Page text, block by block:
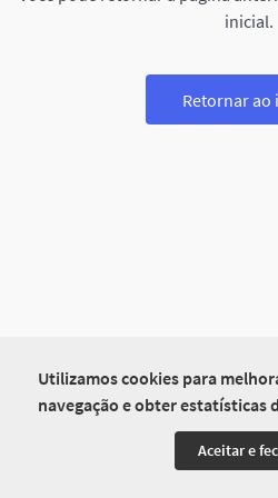
Utilizamos cookies para
navegação e obter estatísticas
Aceitar e
inicial.
Retornar ao